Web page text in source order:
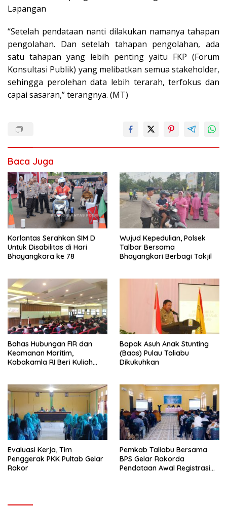
Lapangan
“Setelah pendataan nanti dilakukan namanya tahapan
pengolahan. Dan setelah tahapan pengolahan, ada
satu tahapan yang lebih penting yaitu FKP (Forum
Konsultasi Publik) yang melibatkan semua stakeholder,
sehingga perolehan data lebih terarah, terfokus dan
capai sasaran,” terangnya. (MT)
Baca Juga
Korlantas Serahkan SIM D
Untuk Disabilitas di Hari
Bhayangkara ke 78
Wujud Kepedulian, Polsek
Talbar Bersama
Bhayangkari Berbagi Takjil
Bahas Hubungan FIR dan
Keamanan Maritim,
Kabakamla RI Beri Kuliah
Bapak Asuh Anak Stunting
(Baas) Pulau Taliabu
Dikukuhkan
Evaluasi Kerja, Tim
Penggerak PKK Pultab Gelar
Rakor
Pemkab Taliabu Bersama
BPS Gelar Rakorda
Pendataan Awal Registrasi